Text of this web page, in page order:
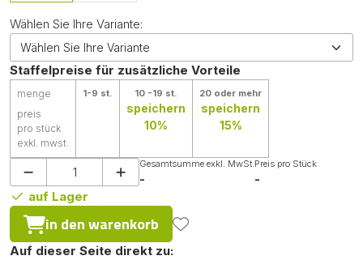
Wählen Sie Ihre Variante:
Staffelpreise für zusätzliche Vorteile
menge
preis
pro stück
exkl. mwst.
1-9 st. 10 -19 st.
speichern
10%
20 oder mehr
speichern
15%
Gesamtsumme exkl. MwSt.
-
Preis pro Stück
-
auf Lager
in den warenkorb
Auf dieser Seite direkt zu: